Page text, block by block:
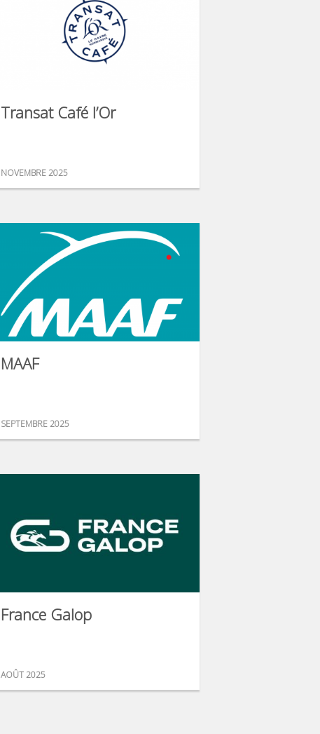
Transat Café l’Or
NOVEMBRE 2025
MAAF
SEPTEMBRE 2025
France Galop
AOÛT 2025